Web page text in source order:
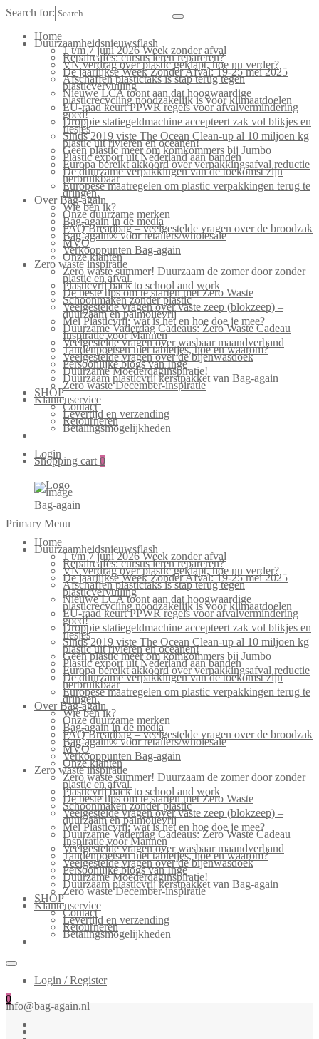
Search for:
Home
Duurzaamheidsnieuwsflash
1 t/m 7 juni 2026 Week zonder afval
Repaircafés: cursus leren repareren?
VN verdrag over plastic geklapt, hoe nu verder?
De jaarlijkse Week Zonder Afval: 19-25 mei 2025
Afschaffen plastictaks is stap terug tegen
plasticvervuiling
Nieuwe LCA toont aan dat hoogwaardige
plasticrecycling noodzakelijk is voor klimaatdoelen
EU-raad keurt PPWR regels voor afvalvermindering
goed!
Droppie statiegeldmachine accepteert zak vol blikjes en
flesjes
Sinds 2019 viste The Ocean Clean-up al 10 miljoen kg
plastic uit rivieren en oceanen!
Geen plastic meer om komkommers bij Jumbo
Plastic export uit Nederland aan banden
Europa bereikt akkoord over verpakkingsafval reductie
De duurzame verpakkingen van de toekomst zijn
herbruikbaar
Europese maatregelen om plastic verpakkingen terug te
dringen.
Over Bag-again
Wie ben ik?
Onze duurzame merken
Bag-again in de media
FAQ Breadbag – veelgestelde vragen over de broodzak
Bag-again® voor retailers/wholesale
MVO
Verkooppunten Bag-again
Onze klanten
Zero waste inspiratie
Zero waste summer! Duurzaam de zomer door zonder
plastic en afval.
Plasticvrij back to school and work
De beste tips om te starten met Zero Waste
Schoonmaken zonder plastic
Veelgestelde vragen over vaste zeep (blokzeep) –
duurzaam en palmolievrij
Mei Plasticvrij: wat is het en hoe doe je mee?
Duurzame Vaderdag Cadeaus: Zero Waste Cadeau
Inspiratie voor Mannen
Veelgestelde vragen over wasbaar maandverband
Tandenpoetsen met tabletjes, hoe en waarom?
Veelgestelde vragen over de bijenwasdoek
Persoonlijke blogs van Inge
Duurzame Moederdaginspiratie!
Duurzaam plasticvrij kerstpakket van Bag-again
Zero waste December-inspiratie
SHOP
Klantenservice
Contact
Levertijd en verzending
Retourneren
Betalingsmogelijkheden
Login
Shopping cart 0
Bag-again
Primary Menu
Home
Duurzaamheidsnieuwsflash
1 t/m 7 juni 2026 Week zonder afval
Repaircafés: cursus leren repareren?
VN verdrag over plastic geklapt, hoe nu verder?
De jaarlijkse Week Zonder Afval: 19-25 mei 2025
Afschaffen plastictaks is stap terug tegen
plasticvervuiling
Nieuwe LCA toont aan dat hoogwaardige
plasticrecycling noodzakelijk is voor klimaatdoelen
EU-raad keurt PPWR regels voor afvalvermindering
goed!
Droppie statiegeldmachine accepteert zak vol blikjes en
flesjes
Sinds 2019 viste The Ocean Clean-up al 10 miljoen kg
plastic uit rivieren en oceanen!
Geen plastic meer om komkommers bij Jumbo
Plastic export uit Nederland aan banden
Europa bereikt akkoord over verpakkingsafval reductie
De duurzame verpakkingen van de toekomst zijn
herbruikbaar
Europese maatregelen om plastic verpakkingen terug te
dringen.
Over Bag-again
Wie ben ik?
Onze duurzame merken
Bag-again in de media
FAQ Breadbag – veelgestelde vragen over de broodzak
Bag-again® voor retailers/wholesale
MVO
Verkooppunten Bag-again
Onze klanten
Zero waste inspiratie
Zero waste summer! Duurzaam de zomer door zonder
plastic en afval.
Plasticvrij back to school and work
De beste tips om te starten met Zero Waste
Schoonmaken zonder plastic
Veelgestelde vragen over vaste zeep (blokzeep) –
duurzaam en palmolievrij
Mei Plasticvrij: wat is het en hoe doe je mee?
Duurzame Vaderdag Cadeaus: Zero Waste Cadeau
Inspiratie voor Mannen
Veelgestelde vragen over wasbaar maandverband
Tandenpoetsen met tabletjes, hoe en waarom?
Veelgestelde vragen over de bijenwasdoek
Persoonlijke blogs van Inge
Duurzame Moederdaginspiratie!
Duurzaam plasticvrij kerstpakket van Bag-again
Zero waste December-inspiratie
SHOP
Klantenservice
Contact
Levertijd en verzending
Retourneren
Betalingsmogelijkheden
Login / Register
0
info@bag-again.nl